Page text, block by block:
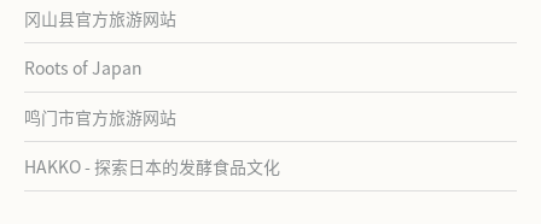
冈山县官方旅游网站
Roots of Japan
鸣门市官方旅游网站
HAKKO - 探索日本的发酵食品文化